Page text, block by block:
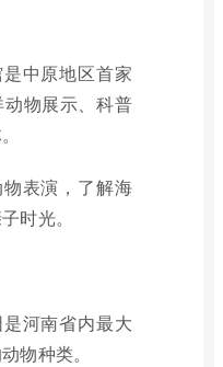
是中原地区首家
物展示、科普
表演，了解海
时光。
是河南省内最大
物种类。